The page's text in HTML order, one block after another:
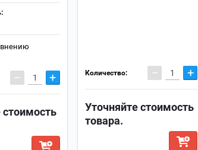
− +
стоимость
Количество: − +
Уточняйте стоимость
товара.